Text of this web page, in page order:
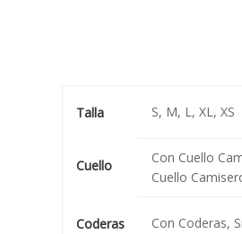
Talla S, M, L, XL, XS
Cuello
Con Cuello
Cuello
Coderas Con Coderas,